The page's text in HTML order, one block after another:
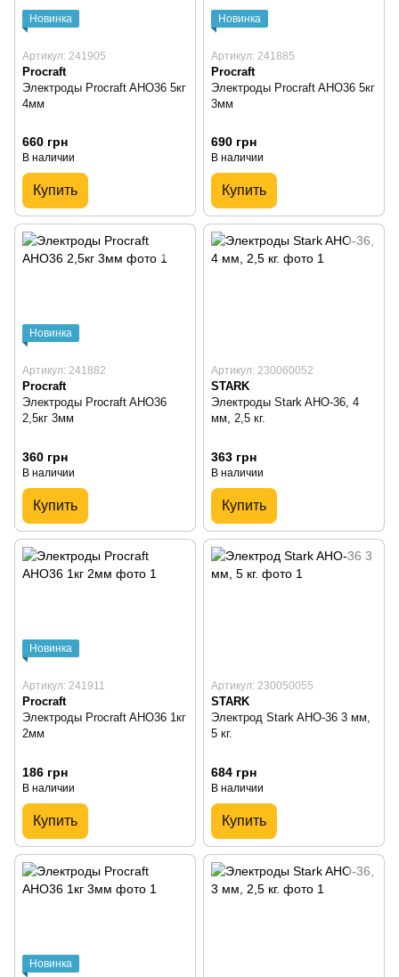
Новинка
Артикул: 241905
Procraft
Электроды Procraft AHO36 5кг
4мм
660 грн
В наличии
Купить
Новинка
Артикул: 241885
Procraft
Электроды Procraft AHO36 5кг
3мм
690 грн
В наличии
Купить
Новинка
Артикул: 241882
Procraft
Электроды Procraft AHO36
2,5кг 3мм
360 грн
В наличии
Купить
Артикул: 230060052
STARK
Электроды Stark AHO-36, 4
мм, 2,5 кг.
363 грн
В наличии
Купить
Новинка
Артикул: 241911
Procraft
Электроды Procraft AHO36 1кг
2мм
186 грн
В наличии
Купить
Артикул: 230050055
STARK
Электрод Stark AHO-36 3 мм,
5 кг.
684 грн
В наличии
Купить
Новинка